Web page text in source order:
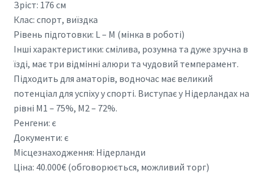
Зріст: 176 см
Клас: спорт, виїздка
Рівень підготовки: L – M (мінка в роботі)
Інші характеристики: смілива, розумна та дуже зручна в
їзді, має три відмінні алюри та чудовий темперамент.
Підходить для аматорів, водночас має великий
потенціал для успіху у спорті. Виступає у Нідерландах на
рівні M1 – 75%, M2 – 72%.
Ренгени: є
Документи: є
Місцезнаходження: Нідерланди
Ціна: 40.000€ (обговорюється, можливий торг)